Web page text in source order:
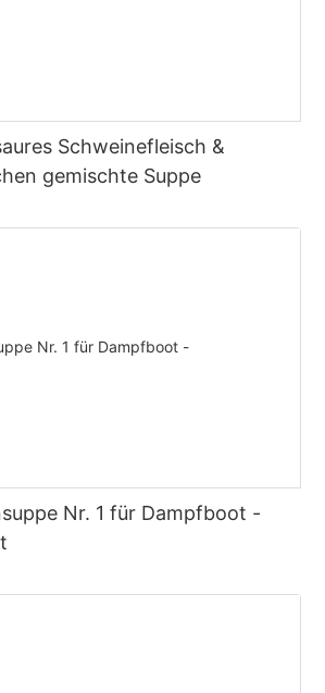
Schweinefleisch &
gemischte Suppe
Nr. 1 für Dampfboot -